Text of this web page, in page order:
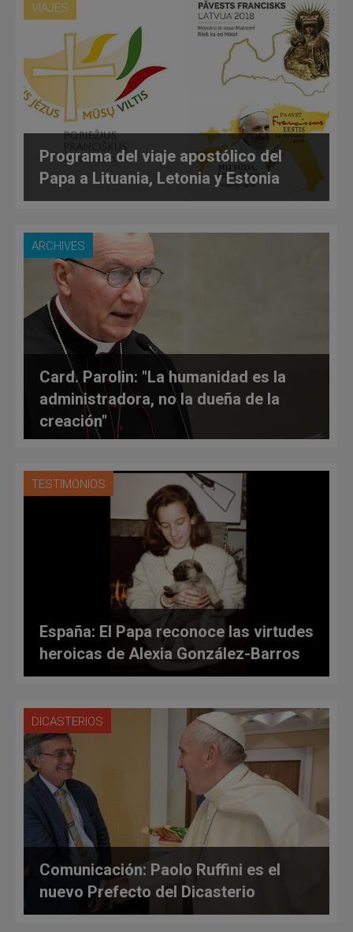
VIAJES
Programa del viaje apostólico del
Papa a Lituania, Letonia y Estonia
ARCHIVES
Card. Parolin: "La humanidad es la
administradora, no la dueña de la
creación"
TESTIMONIOS
España: El Papa reconoce las virtudes
heroicas de Alexia González-Barros
DICASTERIOS
Comunicación: Paolo Ruffini es el
nuevo Prefecto del Dicasterio